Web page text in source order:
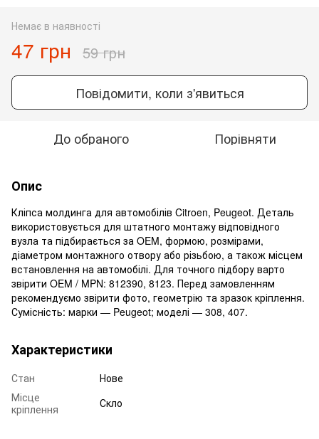
Немає в наявності
47 грн 59 грн
Повідомити, коли з'явиться
До обраного Порівняти
Опис
Кліпса молдинга для автомобілів Citroen, Peugeot. Деталь
використовується для штатного монтажу відповідного
вузла та підбирається за OEM, формою, розмірами,
діаметром монтажного отвору або різьбою, а також місцем
встановлення на автомобілі. Для точного підбору варто
звірити OEM / MPN: 812390, 8123. Перед замовленням
рекомендуємо звірити фото, геометрію та зразок кріплення.
Сумісність: марки — Peugeot; моделі — 308, 407.
Характеристики
Стан
Нове
Місце
кріплення
Скло